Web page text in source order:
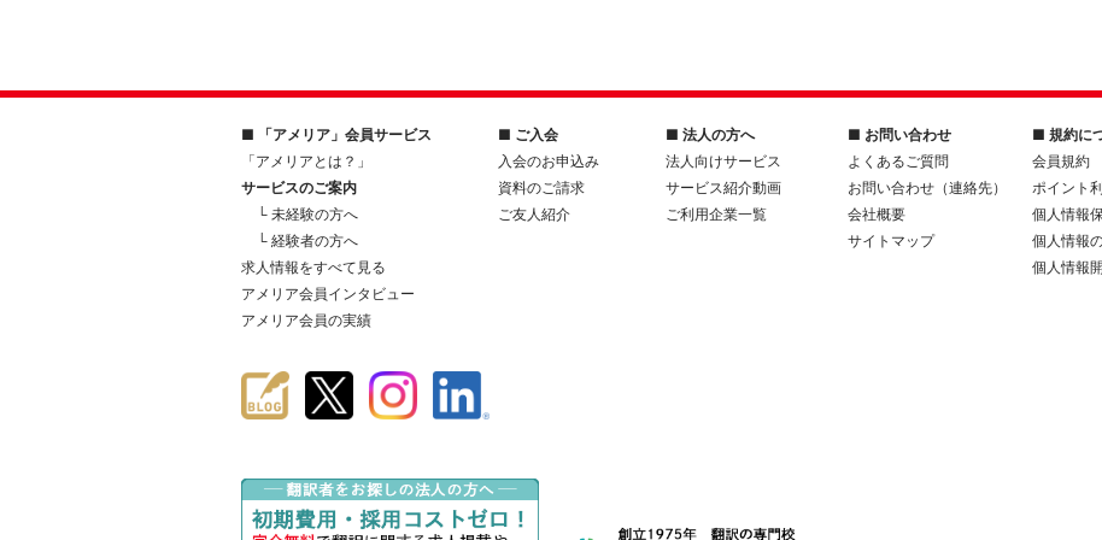
■ 「アメリア」会員サービス
「アメリアとは？」
サービスのご案内
└ 未経験の方へ
└ 経験者の方へ
求人情報をすべて見る
アメリア会員インタビュー
アメリア会員の実績
■ ご入会
入会のお申込み
資料のご請求
ご友人紹介
■ 法人の方へ
法人向けサービス
サービス紹介動画
ご利用企業一覧
■ お問い合わせ
よくあるご質問
お問い合わせ（連絡先）
会社概要
サイトマップ
■ 規約に
会員規約
ポイント
個人情報
個人情報
個人情報